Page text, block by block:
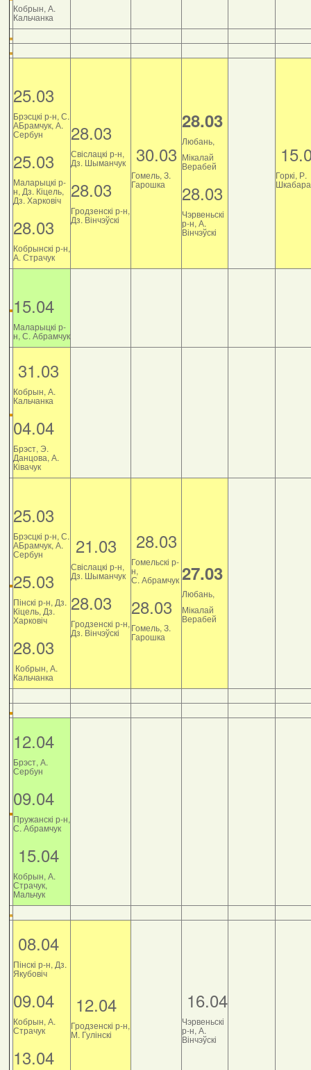
Кобрын, А.
Кальчанка
25.03
Брэсцкі р-н, С.
АБрамчук, А.
Сербун
25.03
Маларыцкі р-
н, Дз. Кіцель,
Дз. Харковіч
28.03
Кобрынскі р-н,
А. Страчук
28.03
Свіслацкі р-н,
Дз. Шыманчук
28.03
Гродзенскі р-н,
Дз. Вінчэўскі
30.03
Гомель, З.
Гарошка
28.03
Любань,
Мікалай
Верабей
28.03
Чэрвеньскі
р-н, А.
Вінчэўскі
Горкі, Р.
Шкабара
15.04
Маларыцкі р-
н, С. Абрамчук
31.03
Кобрын, А.
Кальчанка
04.04
Брэст, Э.
Данцова, А.
Ківачук
25.03
Брэсцкі р-н, С.
АБрамчук, А.
Сербун
25.03
Пінскі р-н, Дз.
Кіцель, Дз.
Харковіч
28.03
Кобрын, А.
Кальчанка
21.03
Свіслацкі р-н,
Дз. Шыманчук
28.03
Гродзенскі р-н,
Дз. Вінчэўскі
28.03
Гомельскі р-
н,
С. Абрамчук
28.03
Гомель, З.
Гарошка
27.03
Любань,
Мікалай
Верабей
12.04
Брэст, А.
Сербун
09.04
Пружанскі р-н,
С. Абрамчук
15.04
Кобрын, А.
Страчук,
Мальчук
08.04
Пінскі р-н, Дз.
Якубовіч
09.04
Кобрын, А.
Страчук
13.04
12.04
Гродзенскі р-н,
М. Гулінскі
16.04
Чэрвеньскі
р-н, А.
Вінчэўскі